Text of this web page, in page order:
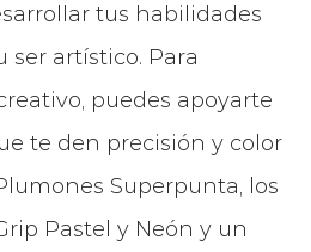
tus habilidades
artístico. Para
puedes apoyarte
te den precisión y color
Superpunta, los
Pastel y Neón y un